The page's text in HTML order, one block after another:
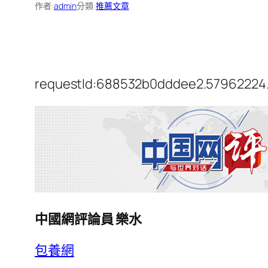
作者:admin分類:推薦文章
中國網評論員 樂水
包養網